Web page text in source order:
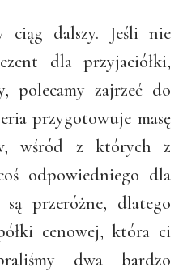
ciąg dalszy. Jeśli nie
dla przyjaciółki,
polecamy zajrzeć do
przygotowuje masę
wśród z których z
odpowiedniego dla
przeróżne, dlatego
cenowej, która ci
dwa bardzo